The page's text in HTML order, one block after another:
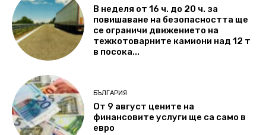
В неделя от 16 ч. до 20 ч. за
повишаване на безопасността ще
се ограничи движението на
тежкотоварните камиони над 12 т
в посока...
БЪЛГАРИЯ
От 9 август цените на
финансовите услуги ще са само в
евро